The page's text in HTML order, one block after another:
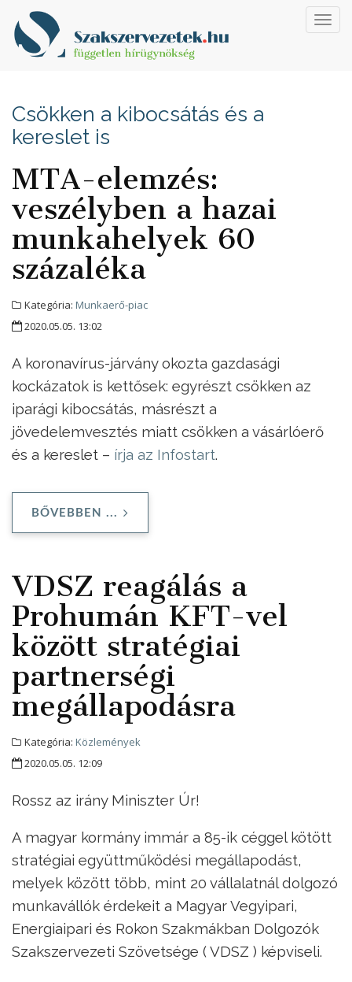
Csökken a kibocsátás és a
kereslet is
MTA-elemzés:
veszélyben a hazai
munkahelyek 60
százaléka
Kategória: Munkaerő-piac
2020.05.05. 13:02
A koronavírus-járvány okozta gazdasági
kockázatok is kettősek: egyrészt csökken az
iparági kibocsátás, másrészt a
jövedelemvesztés miatt csökken a vásárlóerő
és a kereslet – írja az Infostart.
BŐVEBBEN ...
VDSZ reagálás a
Prohumán KFT-vel
között stratégiai
partnerségi
megállapodásra
Kategória: Közlemények
2020.05.05. 12:09
Rossz az irány Miniszter Úr!
A magyar kormány immár a 85-ik céggel kötött
stratégiai együttműködési megállapodást,
melyek között több, mint 20 vállalatnál dolgozó
munkavállók érdekeit a Magyar Vegyipari,
Energiaipari és Rokon Szakmákban Dolgozók
Szakszervezeti Szövetsége ( VDSZ ) képviseli.